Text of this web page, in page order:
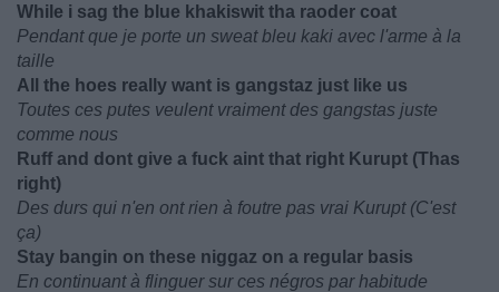
While i sag the blue khakiswit tha raoder coat
Pendant que je porte un sweat bleu kaki avec l'arme à la
taille
All the hoes really want is gangstaz just like us
Toutes ces putes veulent vraiment des gangstas juste
comme nous
Ruff and dont give a fuck aint that right Kurupt (Thas
right)
Des durs qui n'en ont rien à foutre pas vrai Kurupt (C'est
ça)
Stay bangin on these niggaz on a regular basis
En continuant à flinguer sur ces négros par habitude